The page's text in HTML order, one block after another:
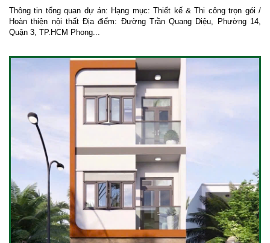
Thông tin tổng quan dự án: Hạng mục: Thiết kế & Thi công trọn gói /
Hoàn thiện nội thất Địa điểm: Đường Trần Quang Diệu, Phường 14,
Quận 3, TP.HCM Phong...